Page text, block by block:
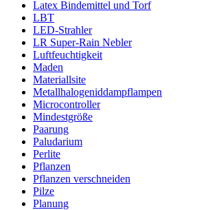
Latex Bindemittel und Torf
LBT
LED-Strahler
LR Super-Rain Nebler
Luftfeuchtigkeit
Maden
Materiallsite
Metallhalogeniddampflampen
Microcontroller
Mindestgröße
Paarung
Paludarium
Perlite
Pflanzen
Pflanzen verschneiden
Pilze
Planung